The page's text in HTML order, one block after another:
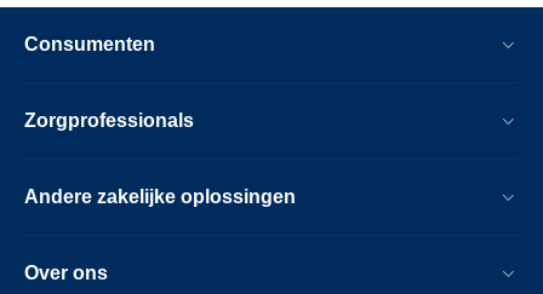
Consumenten
Zorgprofessionals
Andere zakelijke oplossingen
Over ons